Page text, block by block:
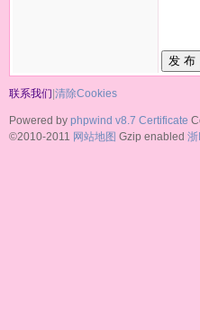
发 布
联系我们|清除Cookies
Powered by phpwind v8.7 Certificate
©2010-2011 网站地图 Gzip enabled